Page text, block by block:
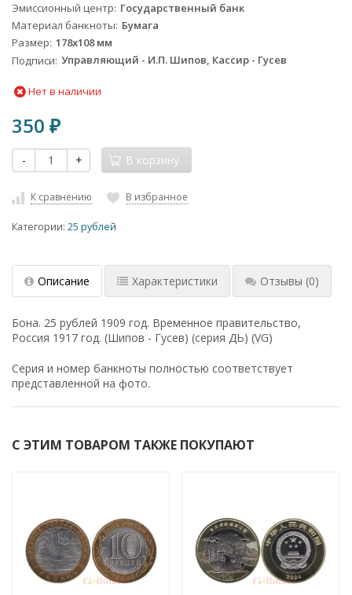
Эмиссионный центр Государственный банк
Материал банкноты Бумага
Размер 178х108 мм
Подписи Управляющий - И.П. Шипов, Кассир - Гусев
Нет в наличии
350 ₽
- + В корзину
К сравнению В избранное
Категории: 25 рублей
Описание Характеристики Отзывы (0)
Бона. 25 рублей 1909 год. Временное правительство,
Россия 1917 год. (Шипов - Гусев) (серия ДЬ) (VG)
Серия и номер банкноты полностью соответствует
представленной на фото.
С ЭТИМ ТОВАРОМ ТАКЖЕ ПОКУПАЮТ